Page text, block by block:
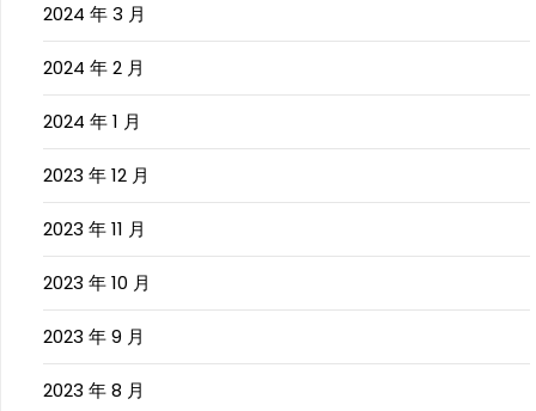
2024 年 3 月
2024 年 2 月
2024 年 1 月
2023 年 12 月
2023 年 11 月
2023 年 10 月
2023 年 9 月
2023 年 8 月